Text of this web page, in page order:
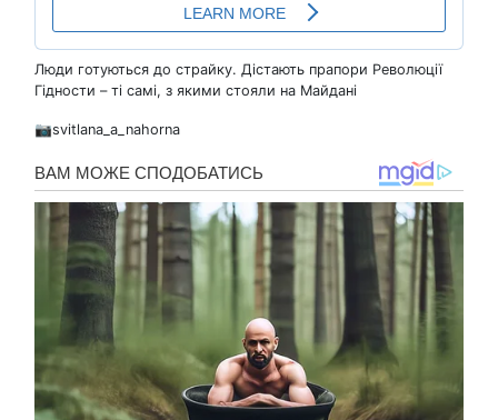
Люди готуються до страйку. Дістають прапори Революції
Гідности – ті самі, з якими стояли на Майдані
📷svitlana_a_nahorna